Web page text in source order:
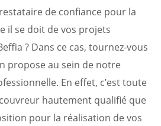
de confiance pour la
il se doit de vos projets
? Dans ce cas, tournez-vous
propose au sein de notre
En effet, c’est toute
hautement qualifié que
pour la réalisation de vos